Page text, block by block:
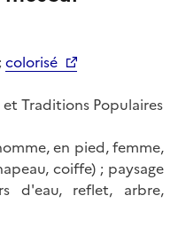
;colorisé
Traditions Populaires
en pied, femme,
coiffe) ; paysage
d'eau, reflet, arbre,